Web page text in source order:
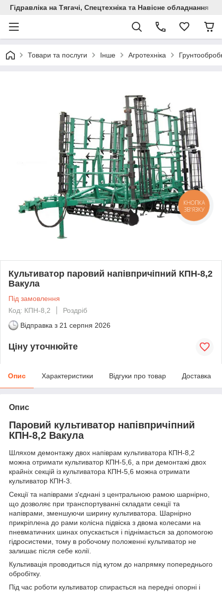
Гідравліка на Тягачі, Спецтехніка та Навісне обладнання
Товари та послуги Інше Агротехніка
Культиватор паровий напівпричіпний КПН-8,2
Вакула
Під замовлення
Код: КПН-8,2
Роздріб
Відправка з 21 серпня 2026
Ціну уточнюйте
Опис Характеристики Відгуки про товар Доставка
Опис
Паровий культиватор напівпричіпний
КПН-8,2 Вакула
Шляхом демонтажу двох напіврам культиватора КПН-8,2
можна отримати культиватор КПН-5,6, а при демонтажі двох
крайніх секцій із культиватора КПН-5,6 можна отримати
культиватор КПН-3.
Секції та напіврами з'єднані з центральною рамою шарнірно,
що дозволяє при транспортуванні складати секції та
напіврами, зменшуючи ширину культиватора. Шарнірно
прикріплена до рами колісна підвіска з двома колесами на
пневматичних шинах опускається і піднімається за допомогою
гідросистеми, тому в робочому положенні культиватор не
залишає після себе колії.
Культивація проводиться під кутом до напрямку попереднього
обробітку.
Під час роботи культиватор спирається на передні опорні і
КНОПКА
ЗВ'ЯЗКУ